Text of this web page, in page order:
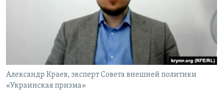
Александр Краев, эксперт Совета внешней политики
«Украинская призма»